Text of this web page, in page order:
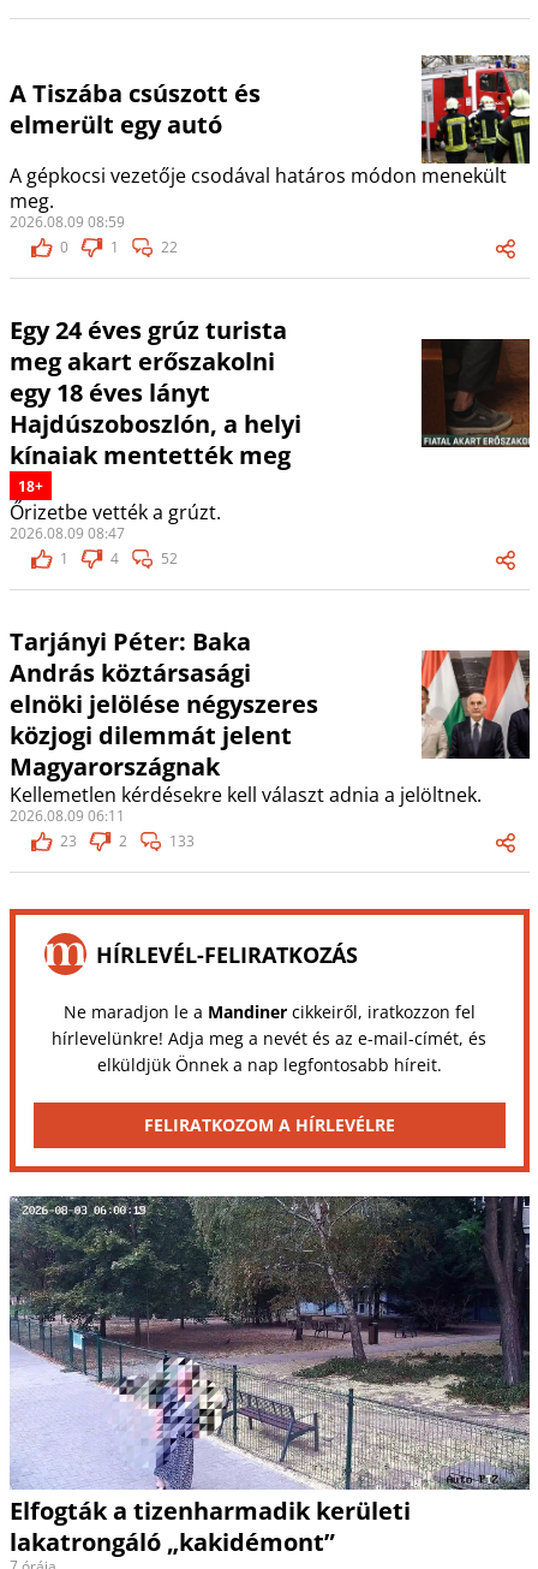
A Tiszába csúszott és
elmerült egy autó
A gépkocsi vezetője csodával határos módon menekült
meg.
2026.08.09 08:59
0
1 22
Egy 24 éves grúz turista
meg akart erőszakolni
egy 18 éves lányt
Hajdúszoboszlón, a helyi
kínaiak mentették meg
18+
Őrizetbe vették a grúzt.
2026.08.09 08:47
1
4 52
Tarjányi Péter: Baka
András köztársasági
elnöki jelölése négyszeres
közjogi dilemmát jelent
Magyarországnak
Kellemetlen kérdésekre kell választ adnia a jelöltnek.
2026.08.09 06:11
23
2 133
HÍRLEVÉL-FELIRATKOZÁS
Ne maradjon le a Mandinercikkeiről, iratkozzon fel
hírlevelünkre! Adja meg a nevét és az e-mail-címét, és
elküldjük Önnek a nap legfontosabb híreit.
FELIRATKOZOM A HÍRLEVÉLRE
Elfogták a tizenharmadik kerületi
lakatrongáló „kakidémont”